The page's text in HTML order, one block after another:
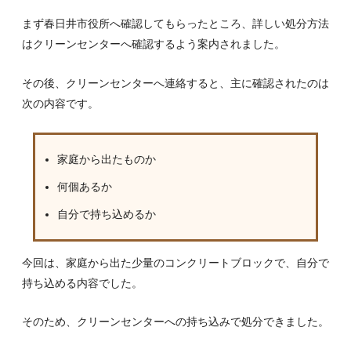
まず春日井市役所へ確認してもらったところ、詳しい処分方法
はクリーンセンターへ確認するよう案内されました。
その後、クリーンセンターへ連絡すると、主に確認されたのは
次の内容です。
家庭から出たものか
何個あるか
自分で持ち込めるか
今回は、家庭から出た少量のコンクリートブロックで、自分で
持ち込める内容でした。
そのため、クリーンセンターへの持ち込みで処分できました。